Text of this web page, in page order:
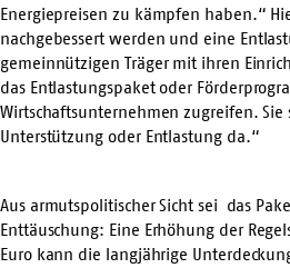
Energiepreisen zu kämpfen haben.“
nachgebessert werden und eine
gemeinnützigen Träger mit ihren
das Entlastungspaket oder
Wirtschaftsunternehmen zugreifen. Sie
Unterstützung oder Entlastung da.“
Aus armutspolitischer Sicht sei das
Enttäuschung: Eine Erhöhung der
Euro kann die langjährige